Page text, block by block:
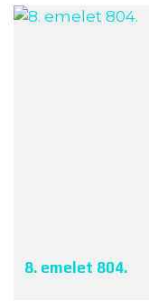
8. emelet 804.